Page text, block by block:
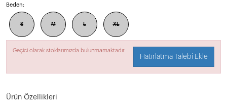
Beden:
S M L XL
Geçici olarak stoklarımızda bulunmamaktadır.
Hatırlatma Talebi Ekle
Ürün Özellikleri